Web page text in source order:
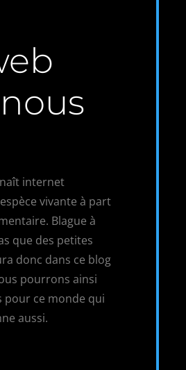
internet
vivante à part
Blague à
que des petites
donc dans ce blog
pourrons ainsi
pour ce monde qui
aussi.